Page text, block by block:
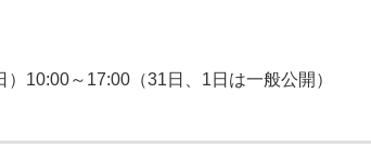
10:00～17:00（31日、1日は一般公開）